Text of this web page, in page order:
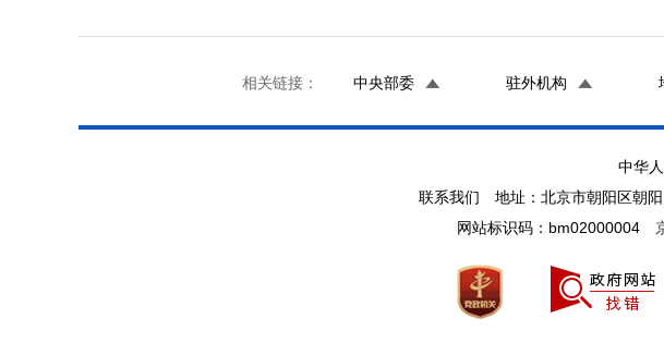
相关链接： 中央部委 驻外机构
中华
联系我们 地址：北京市朝阳区朝
网站标识码：bm02000004